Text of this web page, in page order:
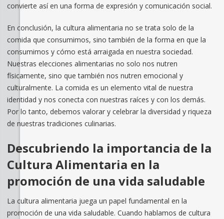
convierte así en una forma de expresión y comunicación social.
En conclusión, la cultura alimentaria no se trata solo de la
comida que consumimos, sino también de la forma en que la
consumimos y cómo está arraigada en nuestra sociedad.
Nuestras elecciones alimentarias no solo nos nutren
físicamente, sino que también nos nutren emocional y
culturalmente. La comida es un elemento vital de nuestra
identidad y nos conecta con nuestras raíces y con los demás.
Por lo tanto, debemos valorar y celebrar la diversidad y riqueza
de nuestras tradiciones culinarias.
Descubriendo la importancia de la
Cultura Alimentaria en la
promoción de una vida saludable
La cultura alimentaria juega un papel fundamental en la
promoción de una vida saludable. Cuando hablamos de cultura